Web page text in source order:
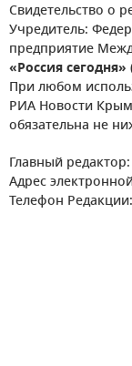
Свидетельство о
Учредитель:
предприятие
«Россия сегодня»
При любом
РИА Новости
обязательна не
Главный редактор:
Адрес
Телефон Редакции: